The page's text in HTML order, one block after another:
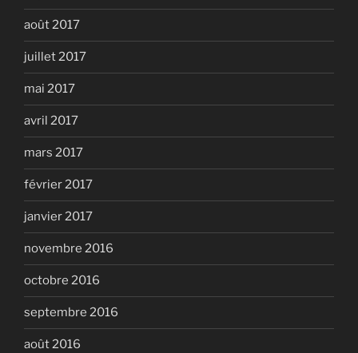
août 2017
juillet 2017
mai 2017
avril 2017
mars 2017
février 2017
janvier 2017
novembre 2016
octobre 2016
septembre 2016
août 2016